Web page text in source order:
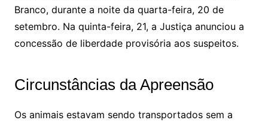
Branco, durante a noite da quarta-feira, 20 de
setembro. Na quinta-feira, 21, a Justiça anunciou a
concessão de liberdade provisória aos suspeitos.
Circunstâncias da Apreensão
Os animais estavam sendo transportados sem a